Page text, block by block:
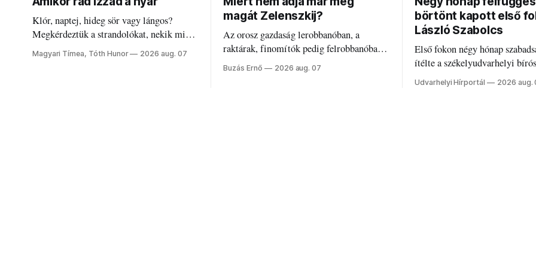
Klór, naptej, hideg sör vagy lángos?
Megkérdeztük a strandolókat, nekik mi
jelenti a nyarat, és hogyan bírják a
kánikulát.
Magyari Tímea, Tóth Hunor 2026 aug. 07
magát Zelenszkij?
Az orosz gazdaság lerobbanóban, a
raktárak, finomítók pedig felrobbanóban.
Akárcsak az ukrán népharag, amikor
elégedetlen vezetőivel.
Buzás Ernő 2026 aug. 07
börtönt kapott első
László Szabolcs
Első fokon négy hónap
ítélte a székelyudvarhelyi
Szabolcsot.
Udvarhelyi Hírportál 2026 aug.